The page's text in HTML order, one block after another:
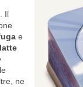
Il
e
ne